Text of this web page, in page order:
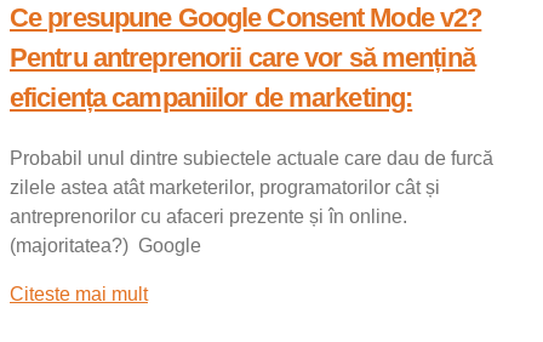
Ce presupune Google Consent Mode v2?
Pentru antreprenorii care vor să mențină
eficiența campaniilor de marketing:
Probabil unul dintre subiectele actuale care dau de furcă
zilele astea atât marketerilor, programatorilor cât și
antreprenorilor cu afaceri prezente și în online.
(majoritatea?) Google
Citeste mai mult